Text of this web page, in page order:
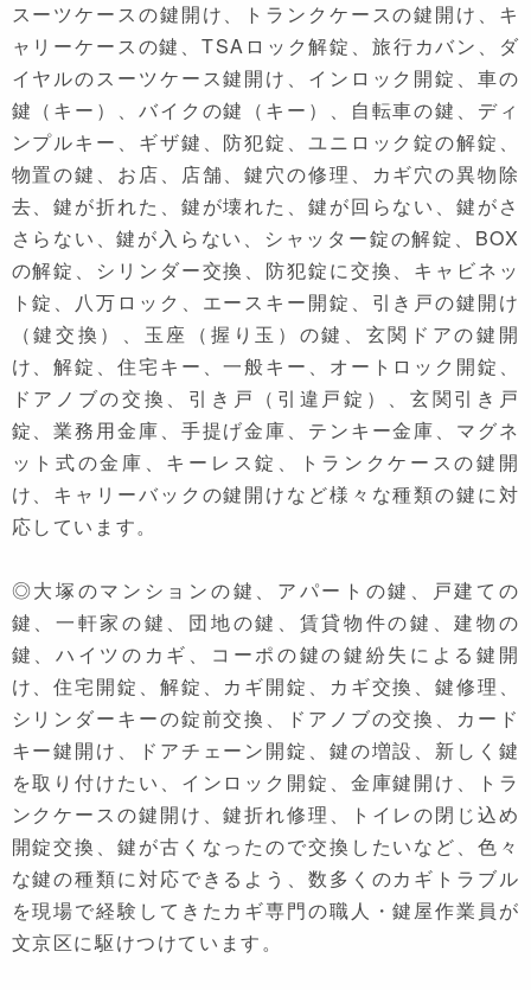
スーツケースの鍵開け、トランクケースの鍵開け、キ
ャリーケースの鍵、TSAロック解錠、旅行カバン、ダ
イヤルのスーツケース鍵開け、インロック開錠、車の
鍵（キー）、バイクの鍵（キー）、自転車の鍵、ディ
ンプルキー、ギザ鍵、防犯錠、ユニロック錠の解錠、
物置の鍵、お店、店舗、鍵穴の修理、カギ穴の異物除
去、鍵が折れた、鍵が壊れた、鍵が回らない、鍵がさ
さらない、鍵が入らない、シャッター錠の解錠、BOX
の解錠、シリンダー交換、防犯錠に交換、キャビネッ
ト錠、八万ロック、エースキー開錠、引き戸の鍵開け
（鍵交換）、玉座（握り玉）の鍵、玄関ドアの鍵開
け、解錠、住宅キー、一般キー、オートロック開錠、
ドアノブの交換、引き戸（引違戸錠）、玄関引き戸
錠、業務用金庫、手提げ金庫、テンキー金庫、マグネ
ット式の金庫、キーレス錠、トランクケースの鍵開
け、キャリーバックの鍵開けなど様々な種類の鍵に対
応しています。
◎大塚のマンションの鍵、アパートの鍵、戸建ての
鍵、一軒家の鍵、団地の鍵、賃貸物件の鍵、建物の
鍵、ハイツのカギ、コーポの鍵の鍵紛失による鍵開
け、住宅開錠、解錠、カギ開錠、カギ交換、鍵修理、
シリンダーキーの錠前交換、ドアノブの交換、カード
キー鍵開け、ドアチェーン開錠、鍵の増設、新しく鍵
を取り付けたい、インロック開錠、金庫鍵開け、トラ
ンクケースの鍵開け、鍵折れ修理、トイレの閉じ込め
開錠交換、鍵が古くなったので交換したいなど、色々
な鍵の種類に対応できるよう、数多くのカギトラブル
を現場で経験してきたカギ専門の職人・鍵屋作業員が
文京区に駆けつけています。